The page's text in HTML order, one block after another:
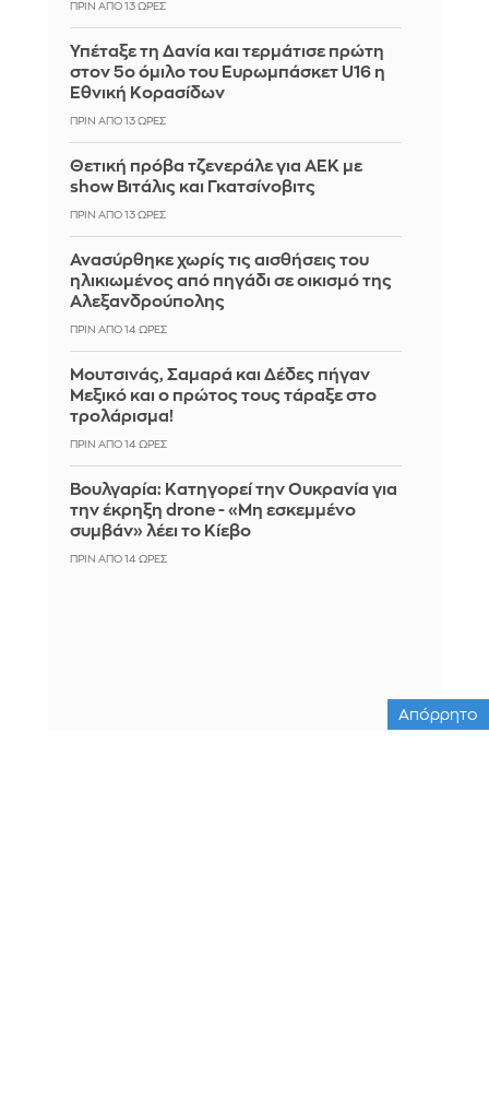
ΠΡΙΝ ΑΠΌ 13 ΏΡΕΣ
Υπέταξε τη Δανία και τερμάτισε πρώτη
στον 5ο όμιλο του Ευρωμπάσκετ U16 η
Εθνική Κορασίδων
ΠΡΙΝ ΑΠΌ 13 ΏΡΕΣ
Θετική πρόβα τζενεράλε για ΑΕΚ με
show Βιτάλις και Γκατσίνοβιτς
ΠΡΙΝ ΑΠΌ 13 ΏΡΕΣ
Ανασύρθηκε χωρίς τις αισθήσεις του
ηλικιωμένος από πηγάδι σε οικισμό της
Αλεξανδρούπολης
ΠΡΙΝ ΑΠΌ 14 ΏΡΕΣ
Μουτσινάς, Σαμαρά και Δέδες πήγαν
Μεξικό και ο πρώτος τους τάραξε στο
τρολάρισμα!
ΠΡΙΝ ΑΠΌ 14 ΏΡΕΣ
Βουλγαρία: Κατηγορεί την Ουκρανία για
την έκρηξη drone - «Μη εσκεμμένο
συμβάν» λέει το Κίεβο
ΠΡΙΝ ΑΠΌ 14 ΏΡΕΣ
Απόρρητο